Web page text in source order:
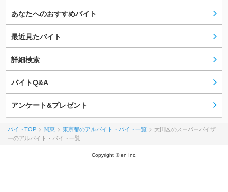
あなたへのおすすめバイト
最近見たバイト
詳細検索
バイトQ&A
アンケート&プレゼント
バイトTOP 関東 東京都のアルバイト・バイト一覧
大田区のスーパーバイザ
ーのアルバイト・バイト一覧
Copyright © en Inc.